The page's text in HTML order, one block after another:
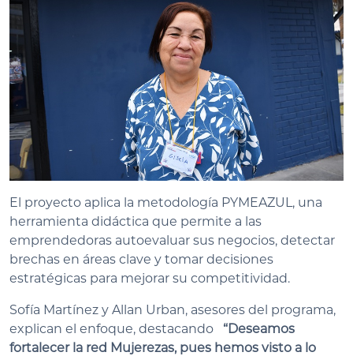
El proyecto aplica la metodología PYMEAZUL, una
herramienta didáctica que permite a las
emprendedoras autoevaluar sus negocios, detectar
brechas en áreas clave y tomar decisiones
estratégicas para mejorar su competitividad.
Sofía Martínez y Allan Urban, asesores del programa,
explican el enfoque, destacando
“Deseamos
fortalecer la red Mujerezas, pues hemos visto a lo